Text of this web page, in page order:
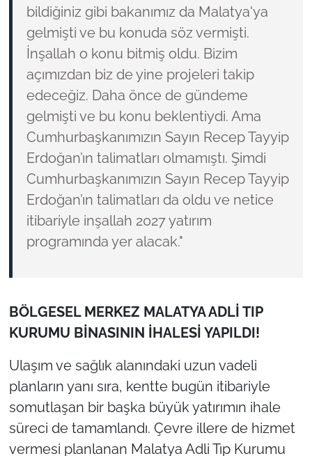
bildiğiniz gibi bakanımız da Malatya'ya
gelmişti ve bu konuda söz vermişti.
İnşallah o konu bitmiş oldu. Bizim
açımızdan biz de yine projeleri takip
edeceğiz. Daha önce de gündeme
gelmişti ve bu konu beklentiydi. Ama
Cumhurbaşkanımızın Sayın Recep Tayyip
Erdoğan’ın talimatları olmamıştı. Şimdi
Cumhurbaşkanımızın Sayın Recep Tayyip
Erdoğan’ın talimatları da oldu ve netice
itibariyle inşallah 2027 yatırım
programında yer alacak."
BÖLGESEL MERKEZ MALATYA ADLİ TIP
KURUMU BİNASININ İHALESİ YAPILDI!
Ulaşım ve sağlık alanındaki uzun vadeli
planların yanı sıra, kentte bugün itibariyle
somutlaşan bir başka büyük yatırımın ihale
süreci de tamamlandı. Çevre illere de hizmet
vermesi planlanan Malatya Adli Tıp Kurumu